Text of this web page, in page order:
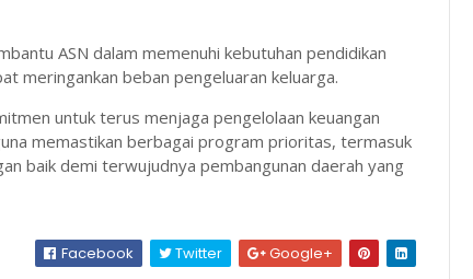
ASN dalam memenuhi kebutuhan pendidikan
meringankan beban pengeluaran keluarga.
untuk terus menjaga pengelolaan keuangan
memastikan berbagai program prioritas, termasuk
baik demi terwujudnya pembangunan daerah yang
Facebook Twitter Google+